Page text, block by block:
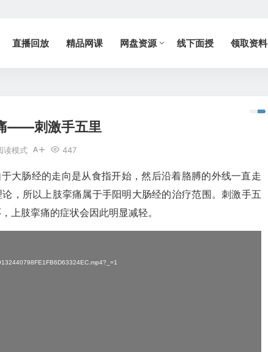
直播回放 精品网课 网盘资源 线下面授 领取资料
——刺激手五里
447
读模式
大肠经的走向是从食指开始，然后沿着胳膊的外线一直走
，所以上肢挛痛属于手阳明大肠经的治疗范围。刺激手五
上肢挛痛的症状会因此明显减轻。